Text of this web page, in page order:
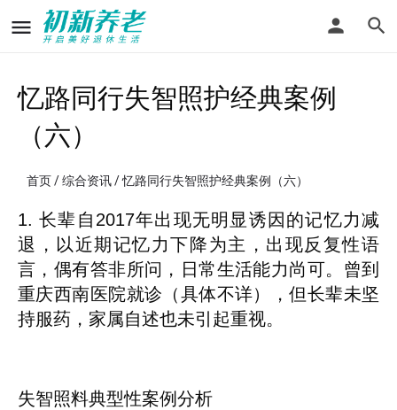
忆路同行失智照护经典案例
（六）
首页/综合资讯/ 忆路同行失智照护经典案例（六）
1. 长辈自2017年出现无明显诱因的记忆力减
退，以近期记忆力下降为主，出现反复性语
言，偶有答非所问，日常生活能力尚可。曾到
重庆西南医院就诊（具体不详），但长辈未坚
持服药，家属自述也未引起重视。
失智照料典型性案例分析